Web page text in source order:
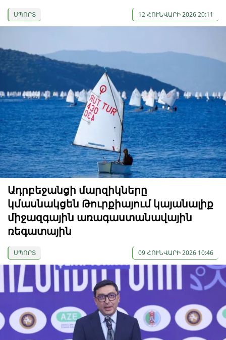
ՍՊՈՐՏ 12 ՀՈՒՆՎԱՐԻ 2026 20:11
Ադրբեջանցի մարզիկները
կմասնակցեն Թուրքիայում կայանալիք
միջազգային առագաստանավային
ռեգատային
ՍՊՈՐՏ 09 ՀՈՒՆՎԱՐԻ 2026 10:46